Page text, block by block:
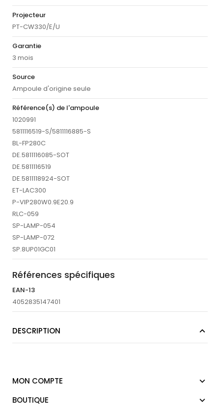
DESCRIPTION
Projecteur
PT-CW330/E/U
Garantie
3 mois
Source
Ampoule d'origine seule
Référence(s) de l'ampoule
1020991
5811116519-S/5811116885-S
BL-FP280C
DE.5811116085-SOT
DE.5811116519
DE.5811118924-SOT
ET-LAC300
P-VIP280W0.9E20.9
RLC-059
SP-LAMP-054
SP-LAMP-072
SP.8UP01GC01
Références spécifiques
EAN-13
4052835147401
MON COMPTE
BOUTIQUE